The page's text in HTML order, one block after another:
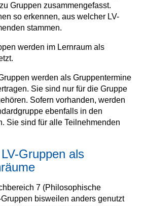
Gruppen zusammengefasst.
so erkennen, aus welcher LV-
stammen.
werden im Lernraum als
werden als Gruppentermine
Sie sind nur für die Gruppe
Sofern vorhanden, werden
ebenfalls in den
Sie sind für alle Teilnehmenden
Gruppen als
7 (Philosophische
bisweilen anders genutzt